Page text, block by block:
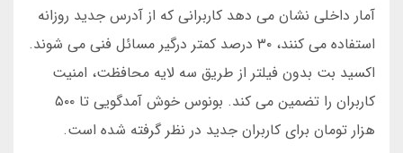
آمار داخلی نشان می دهد کاربرانی که از آدرس جدید روزانه
استفاده می کنند، ۳۰ درصد کمتر درگیر مسائل فنی می شوند.
اکسید بت بدون فیلتر از طریق سه لایه محافظت، امنیت
کاربران را تضمین می کند. بونوس خوش آمدگویی تا ۵۰۰
هزار تومان برای کاربران جدید در نظر گرفته شده است.